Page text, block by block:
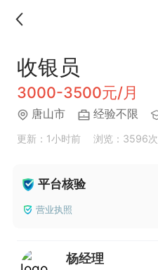
收银员
3000-3500元/月
唐山市 经验不限
更新：1小时前 浏览：3596次
平台核验
营业执照
杨经理